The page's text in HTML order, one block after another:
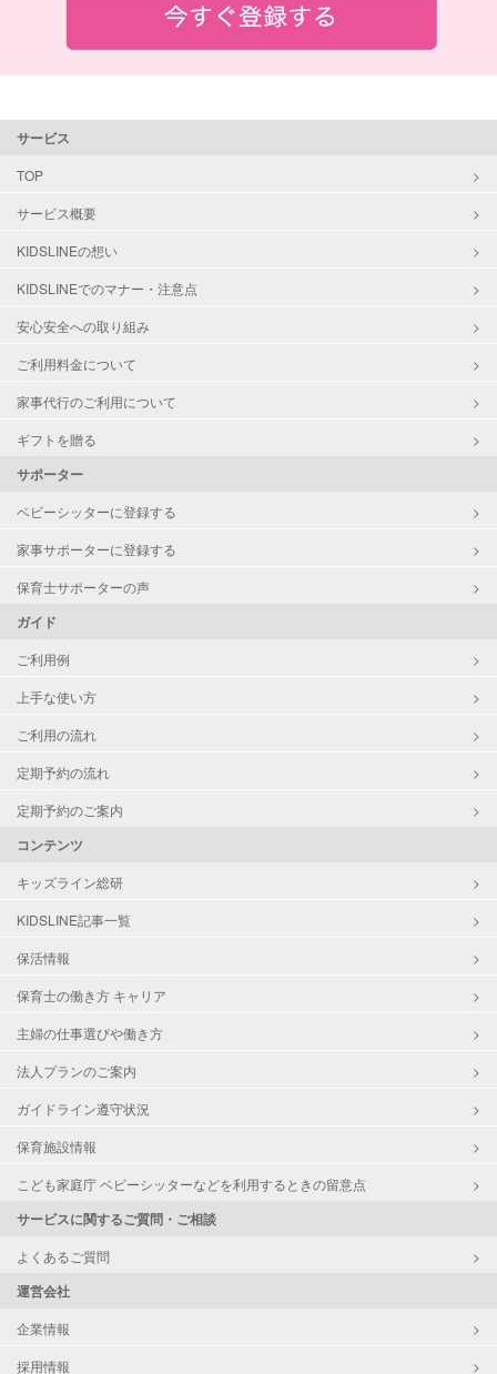
サービス
TOP
サービス概要
KIDSLINEの想い
KIDSLINEでのマナー・注意点
安心安全への取り組み
ご利用料金について
家事代行のご利用について
ギフトを贈る
サポーター
ベビーシッターに登録する
家事サポーターに登録する
保育士サポーターの声
ガイド
ご利用例
上手な使い方
ご利用の流れ
定期予約の流れ
定期予約のご案内
コンテンツ
キッズライン総研
KIDSLINE記事一覧
保活情報
保育士の働き方 キャリア
主婦の仕事選びや働き方
法人プランのご案内
ガイドライン遵守状況
保育施設情報
こども家庭庁 ベビーシッターなどを利用するときの留意点
サービスに関するご質問・ご相談
よくあるご質問
運営会社
企業情報
採用情報